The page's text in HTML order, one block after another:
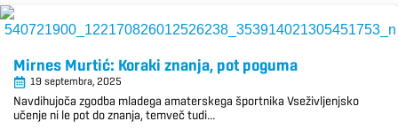
Mirnes Murtić: Koraki znanja, pot poguma
19 septembra, 2025
Navdihujoča zgodba mladega amaterskega športnika Vseživljenjsko
učenje ni le pot do znanja, temveč tudi...